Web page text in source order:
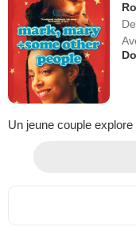
De
Un jeune couple